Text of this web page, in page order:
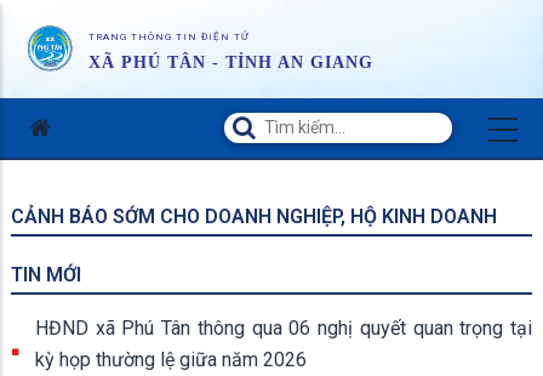
TRANG THÔNG TIN ĐIỆN TỬ
XÃ PHÚ TÂN - TỈNH AN GIANG
CẢNH BÁO SỚM CHO DOANH NGHIỆP, HỘ KINH DOANH
TIN MỚI
HĐND xã Phú Tân thông qua 06 nghị quyết quan trọng tại
kỳ họp thường lệ giữa năm 2026